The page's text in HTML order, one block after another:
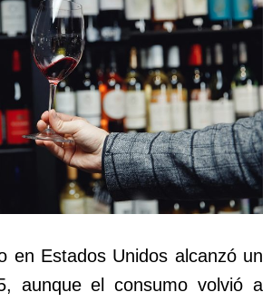
en Estados Unidos alcanzó un
aunque el consumo volvió a